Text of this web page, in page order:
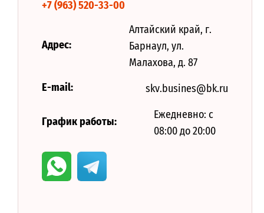
+7 (963) 520-33-00
Адрес:
Алтайский край, г.
Барнаул, ул.
Малахова, д. 87
E-mail: skv.busines@bk.ru
График работы:
Ежедневно: с
08:00 до 20:00